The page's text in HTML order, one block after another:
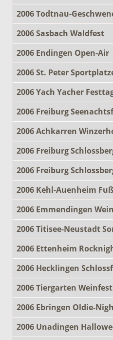
2006 Todtnau-
2006 Sasbach Waldfest
2006 Endingen Open-Air
2006 St. Peter
2006 Yach Yacher
2006 Freiburg
2006 Achkarren
2006 Freiburg
2006 Freiburg
2006 Kehl-Auenheim
2006 Emmendingen
2006 Titisee-Neustadt
2006 Ettenheim
2006 Hecklingen
2006 Tiergarten Weinfest
2006 Ebringen Oldie-
2006 Unadingen